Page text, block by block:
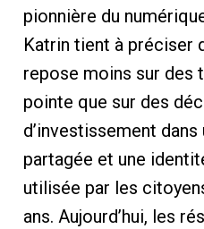
pionnière du
Katrin tient à préciser
repose moins sur des
pointe que sur des
d’investissement
partagée et une
utilisée par les
ans. Aujourd’hui, les